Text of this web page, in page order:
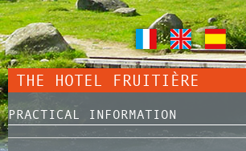
THE HOTEL FRUITIÈRE
PRACTICAL INFORMATION